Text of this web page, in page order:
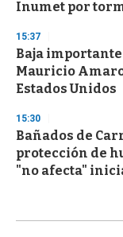
Inumet por
15:37
Baja
Mauricio
Estados Unidos
15:30
Bañados de
protección de
"no afecta"